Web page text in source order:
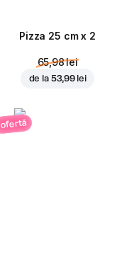
Pizza 25 cm x 2
65,98 lei
de la 53,99 lei
ofertă